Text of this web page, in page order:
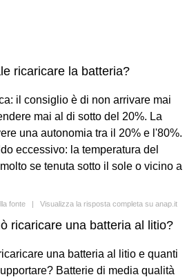
ricaricare la batteria?
il consiglio è di non arrivare mai
mai al di sotto del 20%. La
una autonomia tra il 20% e l'80%.
eccessivo: la temperatura del
se tenuta sotto il sole o vicino a
fonte | Visualizza la risposta completa su anap.it
ricaricare una batteria al litio?
una batteria al litio e quanti
Batterie di media qualità